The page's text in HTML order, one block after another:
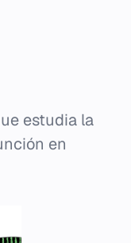
estudia la
en